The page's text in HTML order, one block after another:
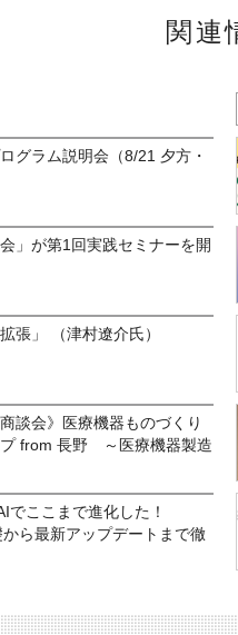
関連
グラム説明会（8/21 夕方・
」が第1回実践セミナーを開
張」 （津村遼介氏）
談会》医療機器ものづくり
from 長野 ～医療機器製造
でここまで進化した！
ら最新アップデートまで徹